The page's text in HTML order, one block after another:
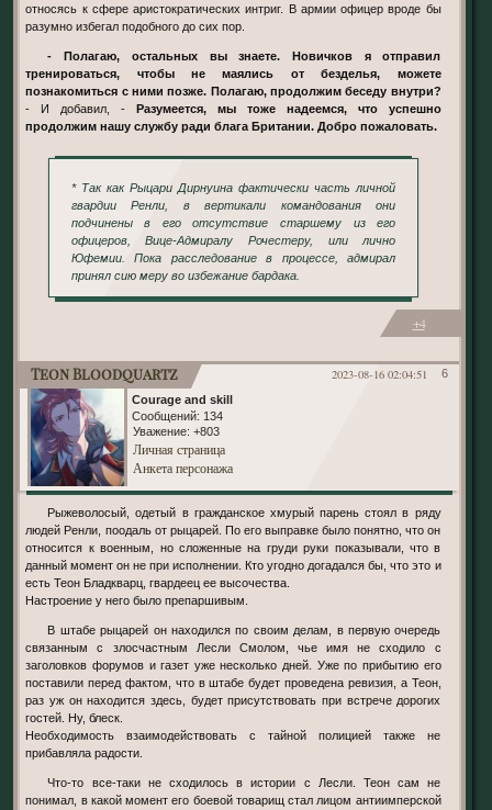
относясь к сфере аристократических интриг. В армии офицер вроде бы
разумно избегал подобного до сих пор.
- Полагаю, остальных вы знаете. Новичков я отправил
тренироваться, чтобы не маялись от безделья, можете
познакомиться с ними позже. Полагаю, продолжим беседу внутри?
- И добавил, - Разумеется, мы тоже надеемся, что успешно
продолжим нашу службу ради блага Британии. Добро пожаловать.
* Так как Рыцари Дирнуина фактически часть личной
гвардии Ренли, в вертикали командования они
подчинены в его отсутствие старшему из его
офицеров, Вице-Адмиралу Рочестеру, или лично
Юфемии. Пока расследование в процессе, адмирал
принял сию меру во избежание бардака.
+4
6
2023-08-16 02:04:51
Teon Bloodquartz
Courage and skill
Сообщений: 134
Уважение: +803
Личная страница
Анкета персонажа
Рыжеволосый, одетый в гражданское хмурый парень стоял в ряду
людей Ренли, поодаль от рыцарей. По его выправке было понятно, что он
относится к военным, но сложенные на груди руки показывали, что в
данный момент он не при исполнении. Кто угодно догадался бы, что это и
есть Теон Бладкварц, гвардеец ее высочества.
Настроение у него было препаршивым.
В штабе рыцарей он находился по своим делам, в первую очередь
связанным с злосчастным Лесли Смолом, чье имя не сходило с
заголовков форумов и газет уже несколько дней. Уже по прибытию его
поставили перед фактом, что в штабе будет проведена ревизия, а Теон,
раз уж он находится здесь, будет присутствовать при встрече дорогих
гостей. Ну, блеск.
Необходимость взаимодействовать с тайной полицией также не
прибавляла радости.
Что-то все-таки не сходилось в истории с Лесли. Теон сам не
понимал, в какой момент его боевой товарищ стал лицом антиимперской